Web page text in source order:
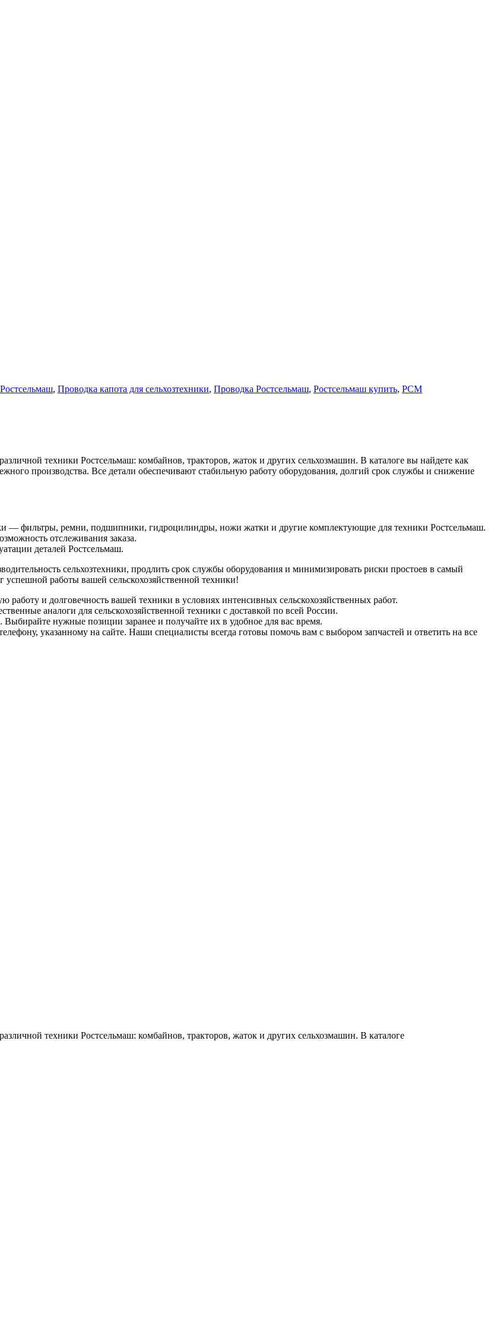
, Проводка капота для сельхозтехники, Проводка Ростсельмаш, Ростсельмаш купить, РСМ
техники Ростсельмаш: комбайнов, тракторов, жаток и других сельхозмашин. В каталоге вы найдете как
производства. Все детали обеспечивают стабильную работу оборудования, долгий срок службы и снижение
— фильтры, ремни, подшипники, гидроцилиндры, ножи жатки и другие комплектующие для техники Ростсельмаш.
отслеживания заказа.
деталей Ростсельмаш.
сельхозтехники, продлить срок службы оборудования и минимизировать риски простоев в самый
работы вашей сельскохозяйственной техники!
и долговечность вашей техники в условиях интенсивных сельскохозяйственных работ.
аналоги для сельскохозяйственной техники с доставкой по всей России.
нужные позиции заранее и получайте их в удобное для вас время.
указанному на сайте. Наши специалисты всегда готовы помочь вам с выбором запчастей и ответить на все
техники Ростсельмаш: комбайнов, тракторов, жаток и других сельхозмашин. В каталоге